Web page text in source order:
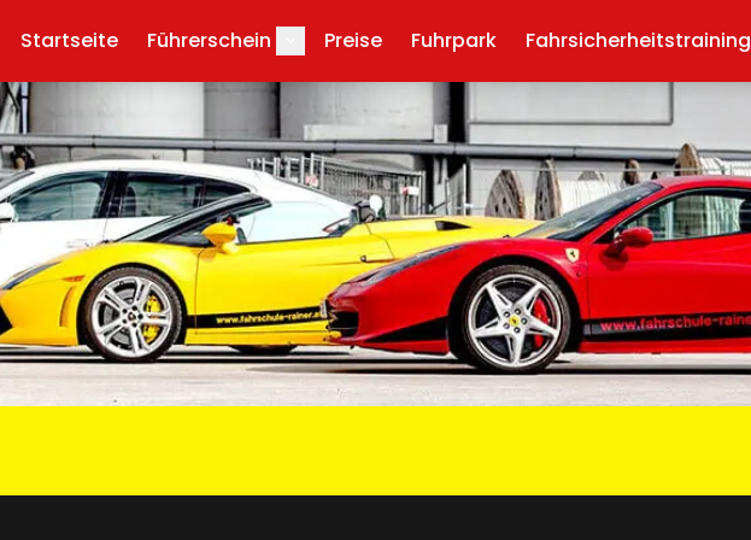
Startseite Führerschein Preise Fuhrpark Fahrsicherheitstraining